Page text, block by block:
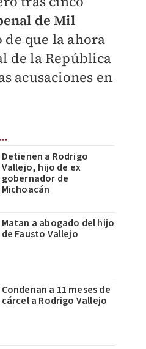
de Mil
que la ahora
de la República
acusaciones en
Detienen a Rodrigo
Vallejo, hijo de ex
gobernador de
Michoacán
Matan a abogado del hijo
de Fausto Vallejo
Condenan a 11 meses de
cárcel a Rodrigo Vallejo